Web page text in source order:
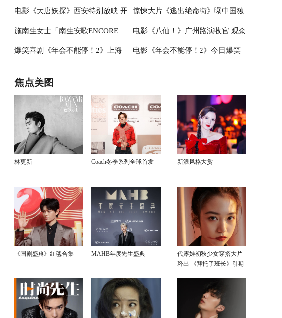
创作
片片段 点映好评如潮线下人气爆棚 祎曈演绎平凡生活里的光亮
电影《大唐妖探》西安特别放映 开
启古城合家欢奇幻冒险！
惊悚大片《逃出绝命街》曝中国独
家海报 恐龙步步紧逼压迫感拉满
施南生女士「南生安歌ENCORE
NANSUN」追思会今早举行
电影《八仙！》广州路演收官 观众
热情高涨主创收获“粤”式惊喜
爆笑喜剧《年会不能停！2》上海 电影《年会不能停！2》今日爆笑
焦点美图
林更新 Coach冬季系列全球首发 新浪风格大赏
《国剧盛典》红毯合集 MAHB年度先生盛典
代露娃初秋少女穿搭大片
释出 《拜托了班长》引期